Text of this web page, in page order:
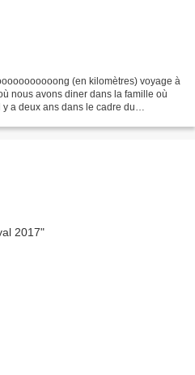
(en kilomètres) voyage à
nous avons diner dans la famille où
a deux ans dans le cadre du